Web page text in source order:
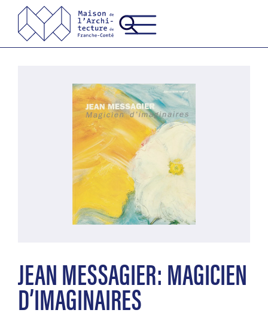
JEAN MESSAGIER: MAGICIEN
D’IMAGINAIRES